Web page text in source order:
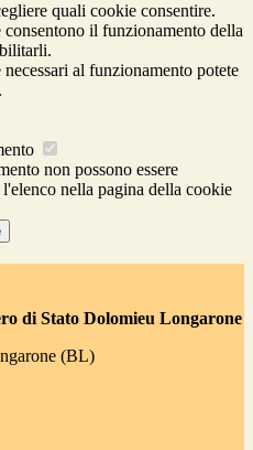
quali cookie consentire.
il funzionamento della
al funzionamento potete
.
non possono essere
nella pagina della cookie
di Stato Dolomieu Longarone
(BL)